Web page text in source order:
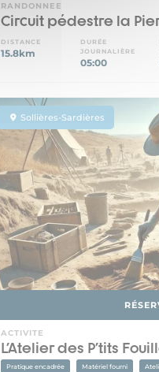
RANDONNEE
Circuit pédestre la
DISTANCE
15.8km
DURÉE
JOURNALIÈRE
05:00
Sollières-Sardières
ACTIVITE
L'Atelier des P'tits
Pratique encadrée Matériel fourni